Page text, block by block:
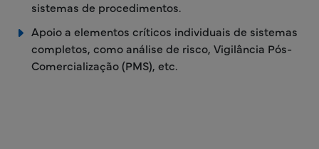
sistemas de procedimentos.
Apoio a elementos críticos individuais de sistemas
completos, como análise de risco, Vigilância Pós-
Comercialização (PMS), etc.